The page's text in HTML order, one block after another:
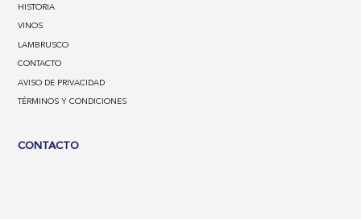
HISTORIA
VINOS
LAMBRUSCO
CONTACTO
AVISO DE PRIVACIDAD
TÉRMINOS Y CONDICIONES
CONTACTO